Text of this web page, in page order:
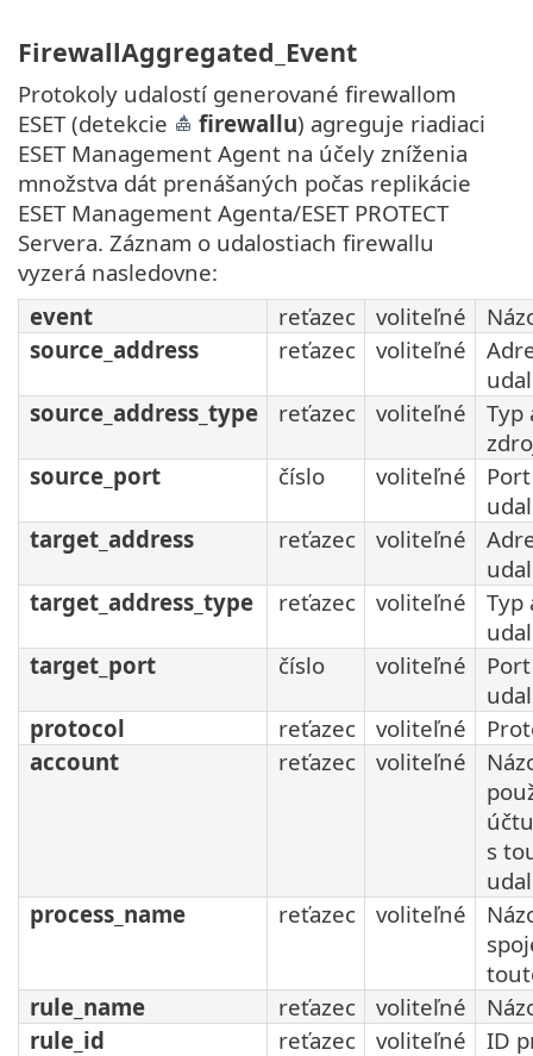
FirewallAggregated_Event
Protokoly udalostí generované firewallom
ESET (detekcie
firewallu) agreguje riadiaci
ESET Management Agent na účely zníženia
množstva dát prenášaných počas replikácie
ESET Management Agenta/ESET PROTECT
Servera. Záznam o udalostiach firewallu
vyzerá nasledovne:
event
reťazec voliteľné
source_address
reťazec voliteľné
source_address_type
reťazec voliteľné
Typ
source_port
číslo voliteľné
target_address
reťazec voliteľné
target_address_type
reťazec voliteľné
Typ
target_port
číslo voliteľné
protocol
reťazec voliteľné
account
reťazec voliteľné
s
process_name
reťazec voliteľné
rule_name
reťazec voliteľné
rule_id
reťazec voliteľné
ID